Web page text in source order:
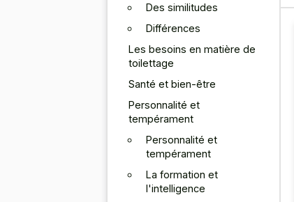
Des similitudes
Différences
Les besoins en matière de
toilettage
Santé et bien-être
Personnalité et
tempérament
Personnalité et
tempérament
La formation et
l'intelligence